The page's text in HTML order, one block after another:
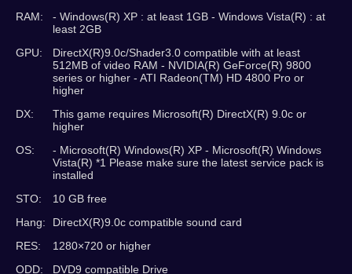
RAM:
- Windows(R) XP : at least 1GB - Windows Vista(R) : at
least 2GB
GPU:
DirectX(R)9.0c/Shader3.0 compatible with at least
512MB of video RAM - NVIDIA(R) GeForce(R) 9800
series or higher - ATI Radeon(TM) HD 4800 Pro or
higher
DX:
This game requires Microsoft(R) DirectX(R) 9.0c or
higher
OS:
- Microsoft(R) Windows(R) XP - Microsoft(R) Windows
Vista(R) *1 Please make sure the latest service pack is
installed
STO:
10 GB free
Hang:
DirectX(R)9.0c compatible sound card
RES:
1280×720 or higher
ODD:
DVD9 compatible Drive